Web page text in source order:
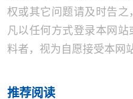
权或其它问题请及时告之
凡以任何方式登录本网
料者，视为自愿接受本网
推荐阅读